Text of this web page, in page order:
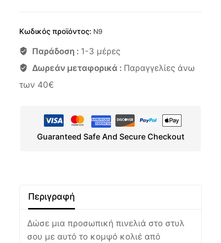
Κωδικός προϊόντος: N9
Παράδοση : 1-3 μέρες
Δωρεάν μεταφορικά : Παραγγελίες άνω
των 40€
Guaranteed Safe And Secure Checkout
Περιγραφή
Δώσε μια προσωπική πινελιά στο στυλ
σου με αυτό το κομψό κολιέ από